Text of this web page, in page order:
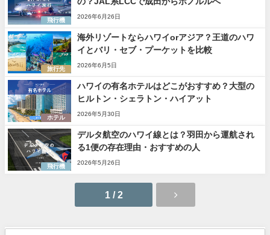
飛行機
2026年6月26日
旅行先
海外リゾートならハワイorアジア？王道のハワ
イとバリ・セブ・プーケットを比較
2026年6月5日
ホテル
ハワイの有名ホテルはどこがおすすめ？大型の
ヒルトン・シェラトン・ハイアット
2026年5月30日
飛行機
デルタ航空のハワイ線とは？羽田から運航され
る1便の存在理由・おすすめの人
2026年5月26日
1 / 2